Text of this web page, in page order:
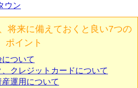
ウン
将来に備えておくと良い7つの
ポイント
ついて
クレジットカードについて
運用について